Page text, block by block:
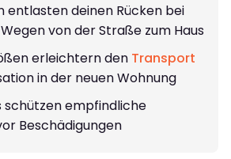
entlasten deinen Rücken bei
von der Straße zum Haus
erleichtern den Transport
in der neuen Wohnung
schützen empfindliche
Beschädigungen